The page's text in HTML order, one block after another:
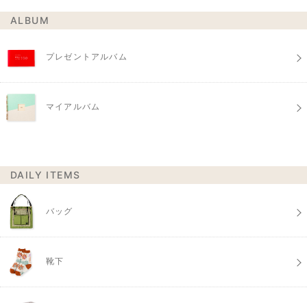
ALBUM
プレゼントアルバム
マイアルバム
DAILY ITEMS
バッグ
靴下